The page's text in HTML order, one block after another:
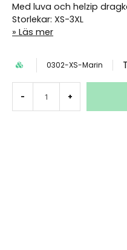
Med luva och helzip
Storlekar: XS-3XL
Läs mer
0302-XS-Marin
- +